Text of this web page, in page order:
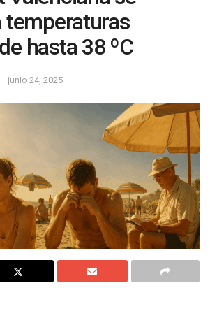
temperaturas
hasta 38 ºC
junio 24, 2025